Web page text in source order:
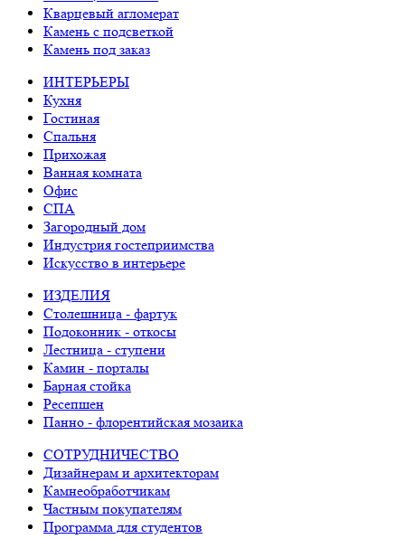
Кварцевый агломерат
Камень с подсветкой
Камень под заказ
ИНТЕРЬЕРЫ
Кухня
Гостиная
Спальня
Прихожая
Ванная комната
Офис
СПА
Загородный дом
Индустрия гостеприимства
Искусство в интерьере
ИЗДЕЛИЯ
Столешница - фартук
Подоконник - откосы
Лестница - ступени
Камин - порталы
Барная стойка
Ресепшен
Панно - флорентийская мозаика
СОТРУДНИЧЕСТВО
Дизайнерам и архитекторам
Камнеобработчикам
Частным покупателям
Программа для студентов